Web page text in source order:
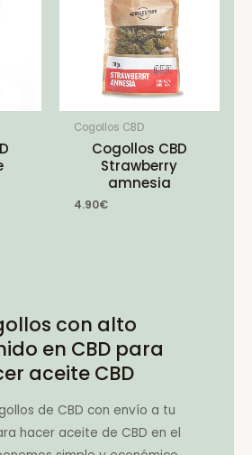
Cogollos CBD
Cogollos CBD
Strawberry
amnesia
4.90€
con alto
en CBD para
aceite CBD
de CBD con envío a tu
hacer aceite de CBD en el